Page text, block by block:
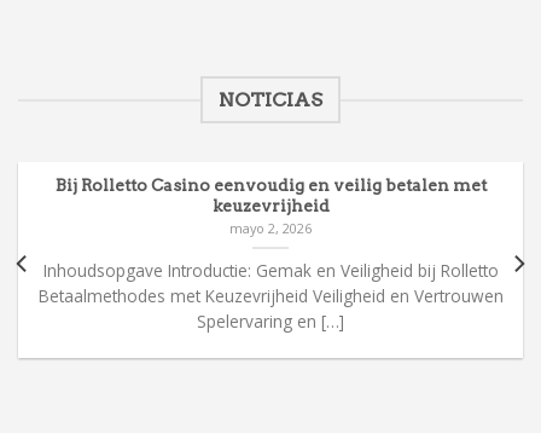
NOTICIAS
Bij Rolletto Casino eenvoudig en veilig betalen met
keuzevrijheid
mayo 2, 2026
Inhoudsopgave Introductie: Gemak en Veiligheid bij Rolletto
Betaalmethodes met Keuzevrijheid Veiligheid en Vertrouwen
Spelervaring en […]